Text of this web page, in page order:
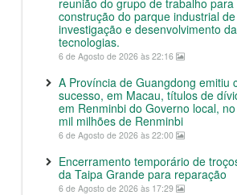
reunião do grupo de trabalho para
construção do parque industrial de
investigação e desenvolvimento
tecnologias.
6 de Agosto de 2026 às 22:16
A Província de Guangdong emitiu
sucesso, em Macau, títulos de
em Renminbi do Governo local,
mil milhões de Renminbi
6 de Agosto de 2026 às 22:00
Encerramento temporário de
da Taipa Grande para reparação
6 de Agosto de 2026 às 17:29